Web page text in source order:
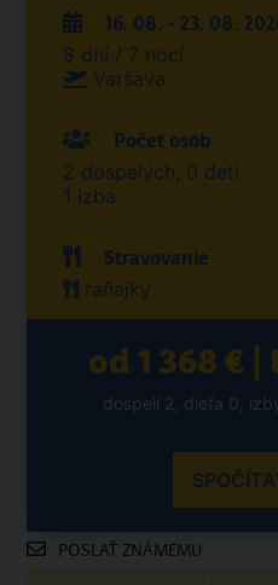
16. 08. - 23. 08.
8 dní / 7 nocí
Varšava
Počet osôb
2 dospelých, 0 detí
1 izba
Stravovanie
raňajky
od 1 368 €
dospelí 2, dieťa 0,
POSLAŤ ZNÁMEMU